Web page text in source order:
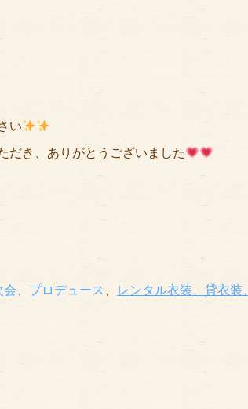
い
だき、ありがとうございました
、プロデュース、 レンタル衣装、貸衣装